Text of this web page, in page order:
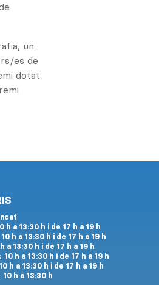
un
es de
dotat
h a 13:30 h i de 17 h a 19 h
10 h a 13:30 h i de 17 h a 19 h
a 13:30 h i de 17 h a 19 h
10 h a 13:30 h i de 17 h a 19 h
10 h a 13:30 h i de 17 h a 19 h
10 h a 13:30 h